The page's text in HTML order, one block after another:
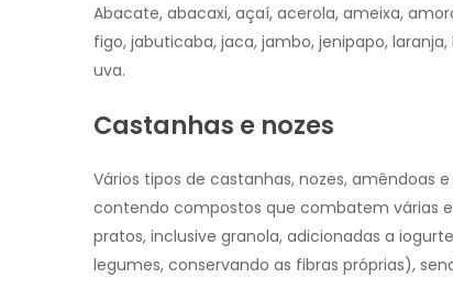
Abacate, abacaxi, açaí, acerola, ameixa,
figo, jabuticaba, jaca, jambo, jenipapo,
uva.
Castanhas e nozes
Vários tipos de castanhas, nozes, amêndoas
contendo compostos que combatem várias
pratos, inclusive granola, adicionadas a
legumes, conservando as fibras próprias),